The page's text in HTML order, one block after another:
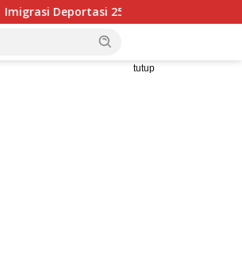
Vietnam dari Indonesia, Terlibat
tutup